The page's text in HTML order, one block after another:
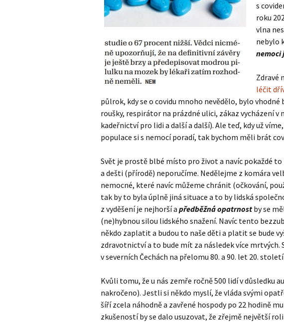
s
roku
vlna
nebylo
nemoci
Zdravé
léčit
půlrok, kdy se o covidu mnoho nevědělo, bylo
roušky, respirátor na prázdné ulici, zákaz vycházení
kadeřnictví pro lidi a další a další). Ale teď, kdy už
populace si s nemocí poradí, tak bychom měli brát
Svět je prostě blbé místo pro život a navíc pokaždé
a dešti (přírodě) neporučíme. Nedělejme z komára
nemocné, které navíc můžeme chránit (očkování,
tak by to byla úplně jiná situace a to by lidská
z vyděšení je nejhorší a předběžná opatrnost by se
(ne)hybnou silou lidského snažení. Navíc tento
někdo zaplatit a budou to naše děti a platit se bude
zdravotnictví a to bude mít za následek více
v severních Čechách na přelomu 80. a 90. let 20.
Kvůli tomu, že u nás zemře ročně 500 lidí v důsledku
nakročeno). Jestli si někdo myslí, že vláda svými
šíří zcela náhodně a zavřené hospody po 22 hodině
zkušeností by se dalo usuzovat, že zřejmě největší